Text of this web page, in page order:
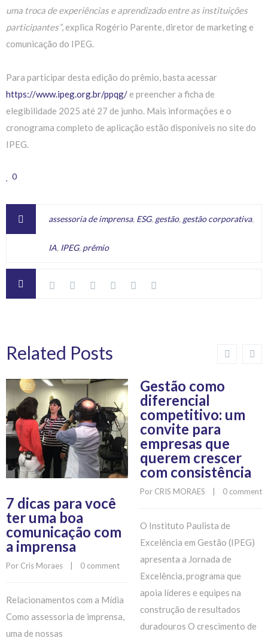
uma troca de experiências e aprendizado entre as instituições
participantes”, explica Rogério Parente, diretor de marketing e
comunicação do IPEG.
Para participar desta edição do prêmio, basta acessar
https://www.ipeg.org.br/ppqg/ e preencher a ficha de
elegibilidade 2025 até 27 de junho. Mais informações e o
cronograma completo de aplicação estão disponíveis no site do
IPEG.
0
assessoria de imprensa, ESG, gestão, gestão corporativa,
IA, IPEG, prêmio
Related Posts
7 dicas para você
ter uma boa
comunicação com
a imprensa
Por Cris Moraes 0 comment
Relacionamentos com a Mídia
Como assessoria de imprensa,
uma de nossas
Gestão como
diferencial
competitivo: um
convite para
empresas que
querem crescer
com consistência
Por CRIS MORAES 0 comment
O Instituto Paulista de
Excelência em Gestão (IPEG)
apresenta a Jornada de
Excelência, programa que
apoia líderes e equipes na
construção de resultados
duradouros O crescimento de